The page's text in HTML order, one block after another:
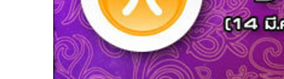
สงวนลิขสิทธิ์ © 2569 บริษัท อิมเมจ ฟิวเจอร์ (ประเทศไทย) จำกัด